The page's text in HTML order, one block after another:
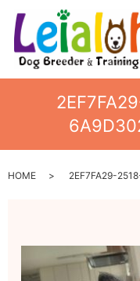
HOME 2EF7FA29-